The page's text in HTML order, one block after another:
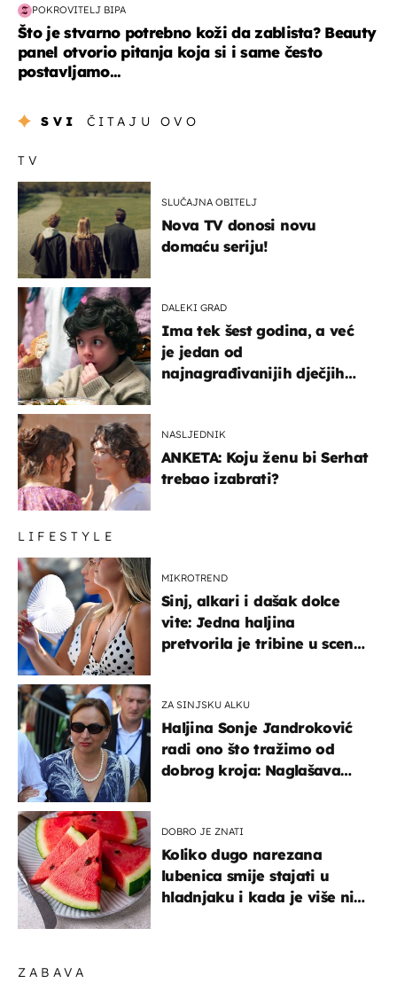
POKROVITELJ BIPA
Što je stvarno potrebno koži da zablista? Beauty
panel otvorio pitanja koja si i same često
postavljamo...
SVI ČITAJU OVO
ZABAVA
TV
SLUČAJNA OBITELJ
Nova TV donosi novu
domaću seriju!
DALEKI GRAD
Ima tek šest godina, a već
je jedan od
najnagrađivanijih dječjih
NASLJEDNIK
ANKETA: Koju ženu bi Serhat
trebao izabrati?
LIFESTYLE
MIKROTREND
Sinj, alkari i dašak dolce
vite: Jedna haljina
pretvorila je tribine u scenu
ZA SINJSKU ALKU
Haljina Sonje Jandroković
radi ono što tražimo od
dobrog kroja: Naglašava
DOBRO JE ZNATI
Koliko dugo narezana
lubenica smije stajati u
hladnjaku i kada je više nije